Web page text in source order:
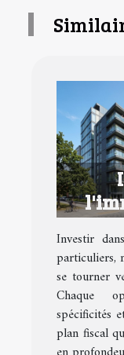
Investir
particuliers,
se tourner
Chaque
spécificités
plan fiscal